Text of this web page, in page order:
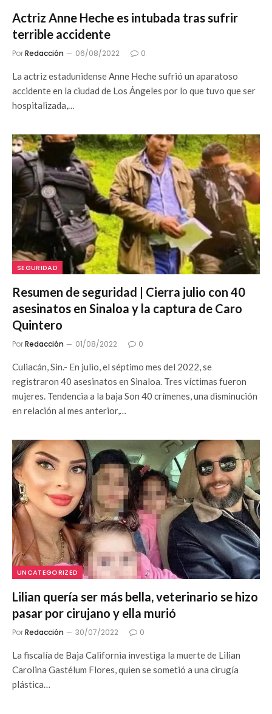
Actriz Anne Heche es intubada tras sufrir
terrible accidente
PorRedacción 06/08/2022 0
La actriz estadunidense Anne Heche sufrió un aparatoso
accidente en la ciudad de Los Ángeles por lo que tuvo que ser
hospitalizada,…
SEGURIDAD
Resumen de seguridad | Cierra julio con 40
asesinatos en Sinaloa y la captura de Caro
Quintero
PorRedacción 01/08/2022 0
Culiacán, Sin.- En julio, el séptimo mes del 2022, se
registraron 40 asesinatos en Sinaloa. Tres víctimas fueron
mujeres. Tendencia a la baja Son 40 crímenes, una disminución
en relación al mes anterior,…
UNCATEGORIZED
Lilian quería ser más bella, veterinario se hizo
pasar por cirujano y ella murió
PorRedacción 30/07/2022 0
La fiscalía de Baja California investiga la muerte de Lilian
Carolina Gastélum Flores, quien se sometió a una cirugía
plástica…